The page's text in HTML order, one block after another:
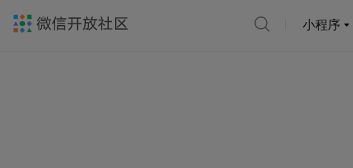
小程序